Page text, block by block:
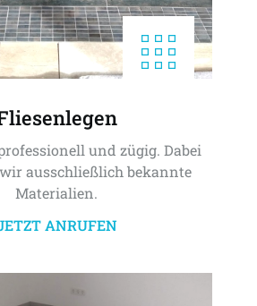
und zügig. Dabei
ausschließlich bekannte
Materialien.
ANRUFEN